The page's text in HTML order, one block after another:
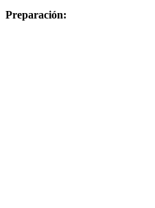
Preparación: